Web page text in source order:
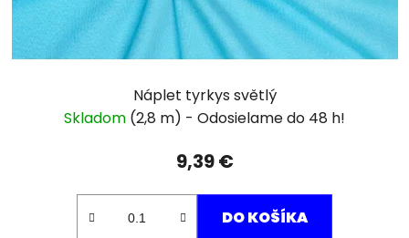
Náplet tyrkys světlý
Skladom (2,8 m)
9,39 €
DO KOŠÍKA